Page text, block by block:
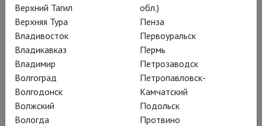
«Эхнатон» Филиппа Гласса в
Metropolitan Opera теперь навеки в
истории – благодаря видео и
проекту TheatreHD
Верхний Тагил
Верхняя Тура
Владивосток
Владикавказ
Владимир
Волгоград
Волгодонск
Волжский
Вологда
обл.)
Пенза
Первоуральск
Пермь
Петрозаводск
Петропавловск-
Камчатский
Подольск
Протвино